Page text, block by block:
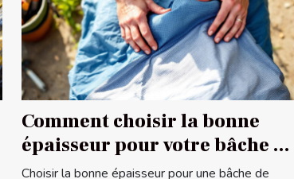
Comment choisir la bonne
épaisseur pour votre bâche de
protection ?
Choisir la bonne épaisseur pour une bâche de